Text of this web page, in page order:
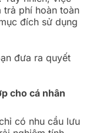
trả phí hoàn toàn
đích sử dụng
đưa ra quyết
cho cá nhân
có nhu cầu lưu